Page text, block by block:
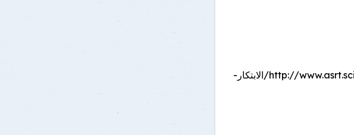
التقديم حتى: 14 أبريل 2026 http://www.asrt.sci.eg/open-calls-ar/الابتكار-